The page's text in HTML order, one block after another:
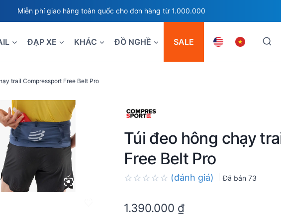
Miễn phí giao hàng toàn quốc cho đơn hàng từ 1.000.000
ĐẠP XE KHÁC ĐỒ NGHỀ SALE
trail Compressport Free Belt Pro
Túi đeo hông chạy
Free Belt Pro
out
(đánh giá) Đã bán 73
1.390.000 ₫